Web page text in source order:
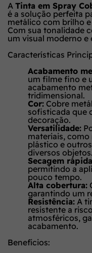
A Tinta em Spray
é a solução perfeita
metálico com brilho
Com sua tonalidade
um visual moderno e
Características
Acabamento
um filme fino e
acabamento
tridimensional.
Cor: Cobre
sofisticada que
decoração.
Versatilidade:
materiais, como
plástico e
diversos objetos.
Secagem
permitindo a
pouco tempo.
Alta cobertura:
garantindo um
Resistência: A
resistente a
atmosféricos,
acabamento.
Benefícios: